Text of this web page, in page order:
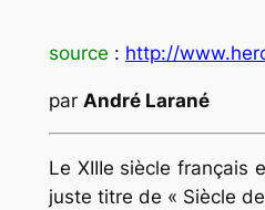
source : http://
par André Larané
Le XIIIe siècle français
juste titre de « Siècle